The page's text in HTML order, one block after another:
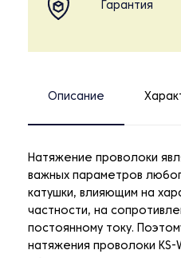
Гарантия
Описание
Натяжение проволоки
важных параметров
катушки, влияющим на
частности, на
постоянному току.
натяжения проволоки